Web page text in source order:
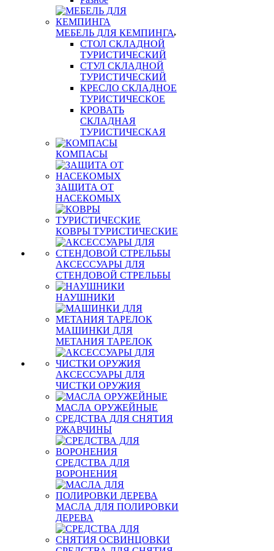
МЕБЕЛЬ ДЛЯ КЕМПИНГА
СТОЛ СКЛАДНОЙ
ТУРИСТИЧЕСКИЙ
СТУЛ СКЛАДНОЙ
ТУРИСТИЧЕСКИЙ
КРЕСЛО СКЛАДНОЕ
ТУРИСТИЧЕСКОЕ
КРОВАТЬ
СКЛАДНАЯ
ТУРИСТИЧЕСКАЯ
КОМПАСЫ
ЗАЩИТА ОТ
НАСЕКОМЫХ
КОВРЫ ТУРИСТИЧЕСКИЕ
АКСЕССУАРЫ ДЛЯ
СТЕНДОВОЙ СТРЕЛЬБЫ
НАУШНИКИ
МАШИНКИ ДЛЯ
МЕТАНИЯ ТАРЕЛОК
АКСЕССУАРЫ ДЛЯ
ЧИСТКИ ОРУЖИЯ
МАСЛА ОРУЖЕЙНЫЕ
СРЕДСТВА ДЛЯ СНЯТИЯ
РЖАВЧИНЫ
СРЕДСТВА ДЛЯ
ВОРОНЕНИЯ
МАСЛА ДЛЯ ПОЛИРОВКИ
ДЕРЕВА